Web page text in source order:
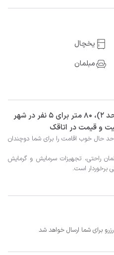
یخچال
مبلمان
‫‫اجاره روزانه و ماهانه دادمهر (واحد ۲)، 80 متر برای 5 نفر در شهر
و قیمت در اتاقک
بندرعباس سپری کنید.
برای شما ارسال خواهد شد